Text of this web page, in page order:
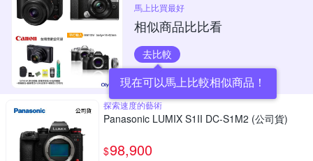
馬上比買最好
相似商品比比看
去比較
現在可以馬上比較相似商品！
探索速度的藝術
Panasonic LUMIX S1II DC-S1M2 (公司貨)
$98,900